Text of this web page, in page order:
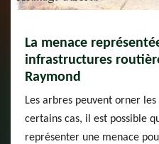
La menace
infrastructures
Raymond
Les arbres peuvent orner
certains cas, il est possible
représenter une menace